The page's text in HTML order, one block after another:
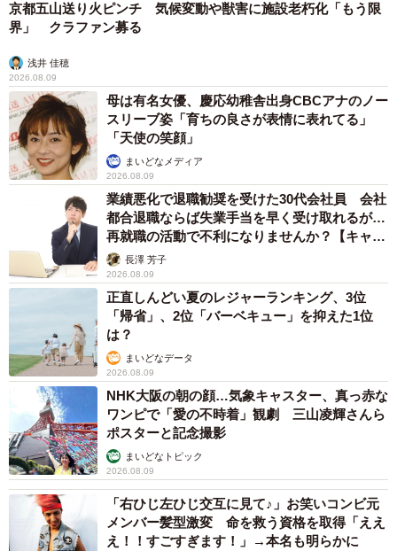
京都五山送り火ピンチ 気候変動や獣害に施設老朽化「もう限
界」 クラファン募る
浅井 佳穂
2026.08.09
母は有名女優、慶応幼稚舎出身CBCアナのノー
スリーブ姿「育ちの良さが表情に表れてる」
「天使の笑顔」
まいどなメディア
2026.08.09
業績悪化で退職勧奨を受けた30代会社員 会社
都合退職ならば失業手当を早く受け取れるが…
再就職の活動で不利になりませんか？【キャリ
アカウンセラーが解説】
長澤 芳子
2026.08.09
正直しんどい夏のレジャーランキング、3位
「帰省」、2位「バーベキュー」を抑えた1位
は？
まいどなデータ
2026.08.09
NHK大阪の朝の顔…気象キャスター、真っ赤な
ワンピで「愛の不時着」観劇 三山凌輝さんら
ポスターと記念撮影
まいどなトピック
2026.08.09
「右ひじ左ひじ交互に見て♪」お笑いコンビ元
メンバー髪型激変 命を救う資格を取得「ええ
え！！すごすぎます！」→本名も明らかに